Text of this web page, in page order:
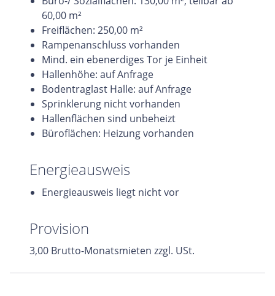
60,00 m²
Freiflächen: 250,00 m²
Rampenanschluss vorhanden
Mind. ein ebenerdiges Tor je Einheit
Hallenhöhe: auf Anfrage
Bodentraglast Halle: auf Anfrage
Sprinklerung nicht vorhanden
Hallenflächen sind unbeheizt
Büroflächen: Heizung vorhanden
Energieausweis
Energieausweis liegt nicht vor
Provision
3,00 Brutto-Monatsmieten zzgl. USt.